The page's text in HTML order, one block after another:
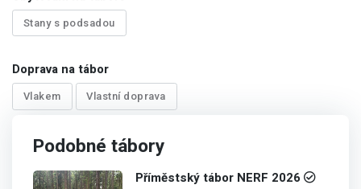
Podobné tábory
Příměstský tábor NERF 2026
Stany s podsadou
Doprava na tábor
Vlakem Vlastní doprava